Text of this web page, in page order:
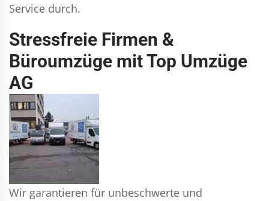
Service durch.
Stressfreie Firmen &
Büroumzüge mit Top Umzüge
AG
Wir garantieren für unbeschwerte und